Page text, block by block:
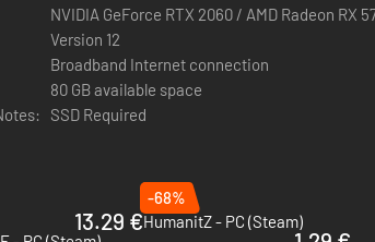
las opciones.
intrincado que define cuánto duras.
por el lugar, monstruos que han surgido de
NVIDIA GeForce RTX 2060 / AMD Radeon RX
Version 12
Broadband Internet connection
80 GB available space
SSD Required
13.29 €
-68%
HumanitZ - PC (Steam)